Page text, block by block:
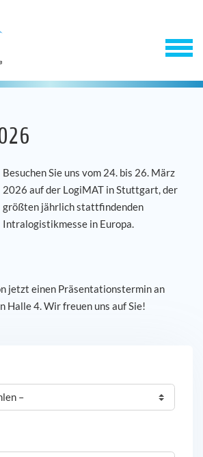
Besuchen Sie uns vom 24. bis 26. März
2026 auf der LogiMAT in Stuttgart, der
größten jährlich stattfindenden
Intralogistikmesse in Europa.
jetzt einen Präsentationstermin an
Halle 4. Wir freuen uns auf Sie!